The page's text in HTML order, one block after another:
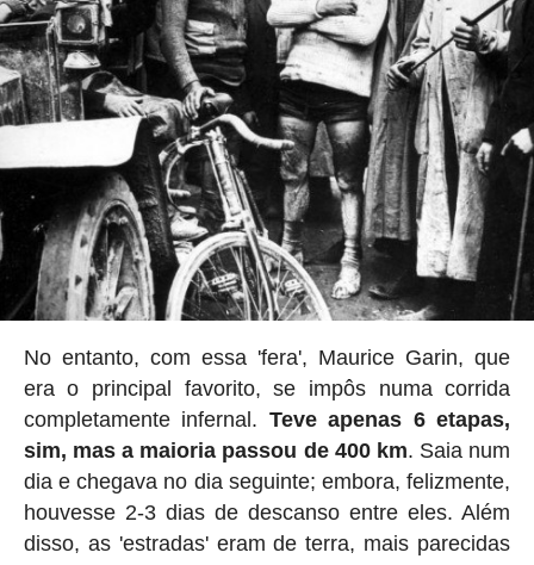
No entanto, com essa 'fera', Maurice Garin, que
era o principal favorito, se impôs numa corrida
completamente infernal. Teve apenas 6 etapas,
sim, mas a maioria passou de 400 km. Saia num
dia e chegava no dia seguinte; embora, felizmente,
houvesse 2-3 dias de descanso entre eles. Além
disso, as 'estradas' eram de terra, mais parecidas